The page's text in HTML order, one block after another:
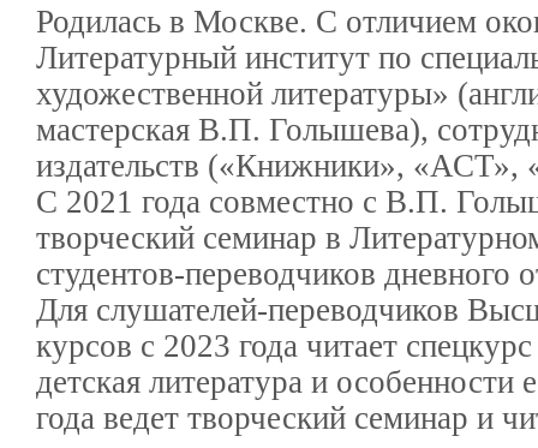
Родилась в Москве. С отличием
Литературный институт по
художественной литературы»
мастерская В.П. Голышева),
издательств («Книжники», «АСТ»,
С 2021 года совместно с В.П.
творческий семинар в
студентов-переводчиков дневного
Для слушателей-переводчиков
курсов с 2023 года читает
детская литература и особенности
года ведет творческий семинар и